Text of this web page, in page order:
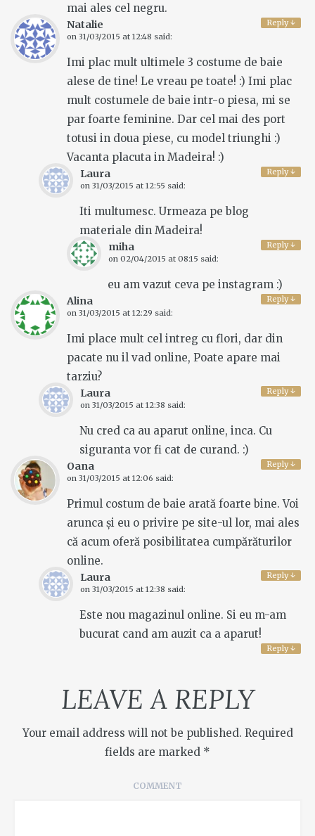
mai ales cel negru.
Reply↓
Natalie
on 31/03/2015 at 12:48 said:
Imi plac mult ultimele 3 costume de baie
alese de tine! Le vreau pe toate! :) Imi plac
mult costumele de baie intr-o piesa, mi se
par foarte feminine. Dar cel mai des port
totusi in doua piese, cu model triunghi :)
Vacanta placuta in Madeira! :)
Reply↓
Laura
on 31/03/2015 at 12:55 said:
Iti multumesc. Urmeaza pe blog
materiale din Madeira!
Reply↓
miha
on 02/04/2015 at 08:15 said:
eu am vazut ceva pe instagram :)
Reply↓
Alina
on 31/03/2015 at 12:29 said:
Imi place mult cel intreg cu flori, dar din
pacate nu il vad online, Poate apare mai
tarziu?
Reply↓
Laura
on 31/03/2015 at 12:38 said:
Nu cred ca au aparut online, inca. Cu
siguranta vor fi cat de curand. :)
Reply↓
Oana
on 31/03/2015 at 12:06 said:
Primul costum de baie arată foarte bine. Voi
arunca și eu o privire pe site-ul lor, mai ales
că acum oferă posibilitatea cumpărăturilor
online.
Reply↓
Laura
on 31/03/2015 at 12:38 said:
Este nou magazinul online. Si eu m-am
bucurat cand am auzit ca a aparut!
Reply↓
LEAVE A REPLY
Your email address will not be published. Required
fields are marked *
COMMENT